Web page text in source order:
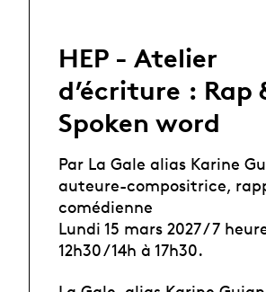
HEP - Atelier
d’écriture : Rap
Spoken word
Par La Gale alias Karine
auteure-compositrice,
comédienne
Lundi 15 mars 2027 / 7
12h30 / 14h à 17h30.